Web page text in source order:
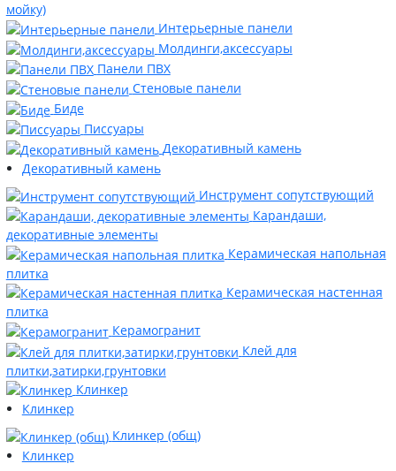
мойку)
Интерьерные панели
Молдинги,аксессуары
Панели ПВХ
Стеновые панели
Биде
Писсуары
Декоративный камень
Декоративный камень
Инструмент сопутствующий
Карандаши,
декоративные элементы
Керамическая напольная
плитка
Керамическая настенная
плитка
Керамогранит
Клей для
плитки,затирки,грунтовки
Клинкер
Клинкер
Клинкер (общ)
Клинкер